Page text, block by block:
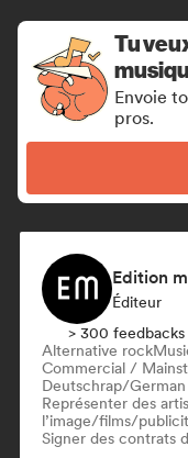
Tu
Envoie
pros.
Edition
Éditeur
> 300 feedbacks
Alternative rock
Commercial /
Deutschrap/
Représenter des
l’image/films/
Signer des contrats